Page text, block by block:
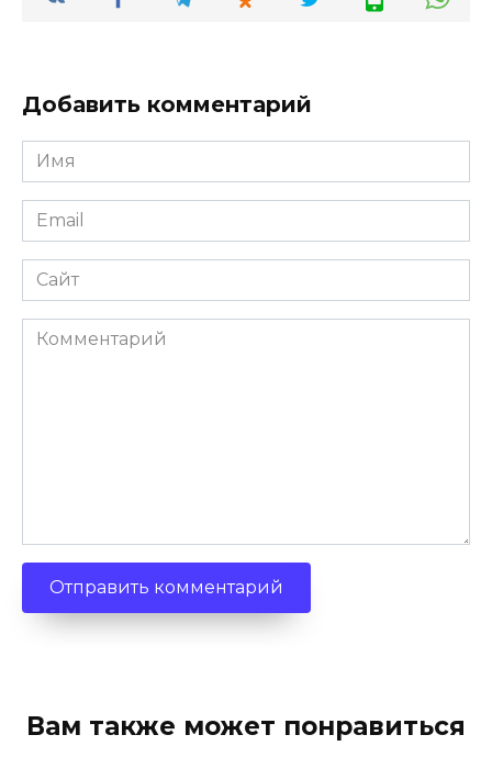
Добавить комментарий
Имя
Email
Сайт
Комментарий
Вам также может понравиться